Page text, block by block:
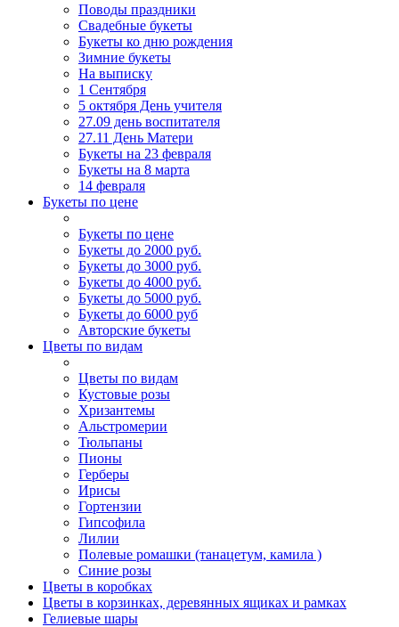
Поводы праздники
Свадебные букеты
Букеты ко дню рождения
Зимние букеты
На выписку
1 Сентября
5 октября День учителя
27.09 день воспитателя
27.11 День Матери
Букеты на 23 февраля
Букеты на 8 марта
14 февраля
Букеты по цене
Букеты по цене
Букеты до 2000 руб.
Букеты до 3000 руб.
Букеты до 4000 руб.
Букеты до 5000 руб.
Букеты до 6000 руб
Авторские букеты
Цветы по видам
Цветы по видам
Кустовые розы
Хризантемы
Альстромерии
Тюльпаны
Пионы
Герберы
Ирисы
Гортензии
Гипсофила
Лилии
Полевые ромашки (танацетум, камила )
Синие розы
Цветы в коробках
Цветы в корзинках, деревянных ящиках и рамках
Гелиевые шары